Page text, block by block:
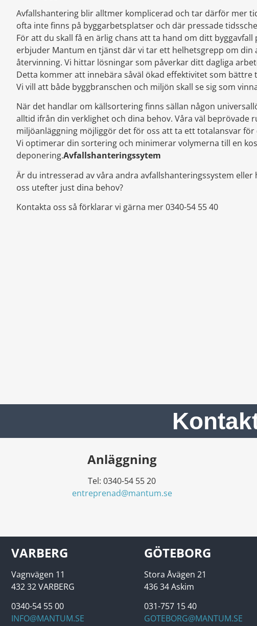
Avfallshantering blir alltmer komplicerad och tar därför mer
ofta inte finns på byggarbetsplatser och där pressade
För att du skall få en ärlig chans att ta hand om ditt
erbjuder Mantum en tjänst där vi tar ett helhetsgrepp om din
återvinning. Vi hittar lösningar som påverkar ditt dagliga
Detta kommer att innebära såväl ökad effektivitet som bättre
Vi vill att både byggbranschen och miljön skall se sig som
När det handlar om källsortering finns sällan någon
alltid ifrån din verklighet och dina behov. Våra väl beprövade
miljöanläggning möjliggör det för oss att ta ett totalansvar för
Vi optimerar din sortering och minimerar volymerna till en
deponering.Avfallshanteringssytem
Är du intresserad av våra andra avfallshanteringssystem eller
oss utefter just dina behov?
Kontakta oss så förklarar vi gärna mer 0340-54 55 40
Anläggning
Tel: 0340-54 55 20
entreprenad@mantum.se
VARBERG
Vagnvägen 11
432 32 VARBERG
0340-54 55 00
INFO@MANTUM.SE
GÖTEBORG
Stora Åvägen 21
436 34 Askim
031-757 15 40
GOTEBORG@MANTUM.SE